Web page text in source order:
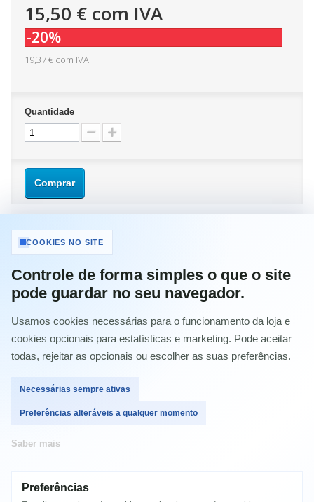
15,50 € com IVA
-20%
19,37 €com IVA
Quantidade
Comprar
MAIS INFORMAÇÃO
CM1017 / CANON LBP 5000 / 5100.
HP Laserjet 1600 / 2600 /2600N / 2605DN / 2605DTN / CM1015 /
CM1017 / CANON LBP 5000 / 5100.
HP Color LaserJet 1600 Printer
HP Color LaserJet 2600 series
HP Color LaserJet 2600n
HP Color LaserJet 2605dn Printer
HP Color LaserJet CM series
HP Color LaserJet CM1015
COOKIES NO SITE
Controle de forma simples o que o site
pode guardar no seu navegador.
Usamos cookies necessárias para o funcionamento da loja e
cookies opcionais para estatísticas e marketing. Pode aceitar
todas, rejeitar as opcionais ou escolher as suas preferências.
Necessárias sempre ativas
Preferências alteráveis a qualquer momento
Saber mais
Preferências